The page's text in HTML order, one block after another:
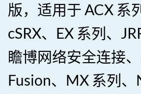
版，适用于 ACX 系
cSRX、EX 系列、
瞻博网络安全连接
Fusion、MX 系列、